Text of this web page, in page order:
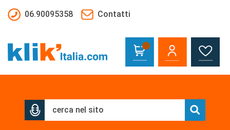
06.90095358
Contatti